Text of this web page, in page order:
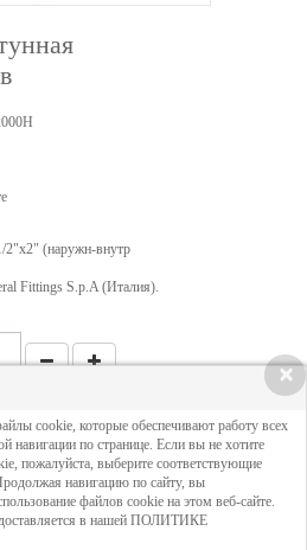
2"х2" (наружн-внутр
Fittings S.p.A (Италия).
В КОРЗИНУ
×
cookie, которые обеспечивают работу всех
навигации по странице. Если вы не хотите
пожалуйста, выберите соответствующие
навигацию по сайту, вы
файлов cookie на этом веб-сайте.
в нашей ПОЛИТИКЕ